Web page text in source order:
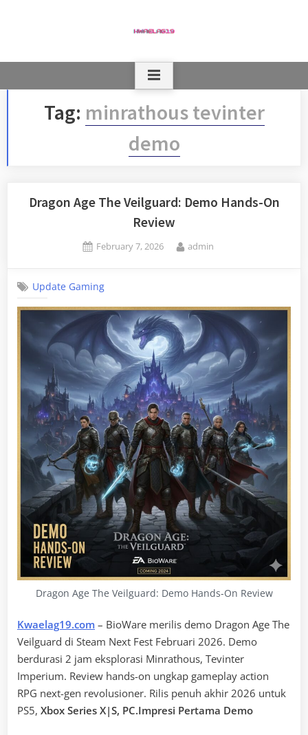
Tag: minrathous tevinter
demo
Dragon Age The Veilguard: Demo Hands-On
Review
Posted
February 7, 2026 By
admin
Update Gaming
Dragon Age The Veilguard: Demo Hands-On Review
Kwaelag19.com – BioWare merilis demo Dragon Age The
Veilguard di Steam Next Fest Februari 2026. Demo
berdurasi 2 jam eksplorasi Minrathous, Tevinter
Imperium. Review hands-on ungkap gameplay action
RPG next-gen revolusioner. Rilis penuh akhir 2026 untuk
PS5, Xbox Series X|S, PC.Impresi Pertama Demo